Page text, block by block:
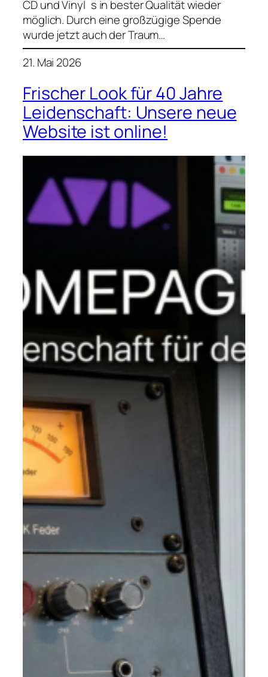
CD und Vinyl´s in bester Qualität wieder
möglich. Durch eine großzügige Spende
wurde jetzt auch der Traum…
21. Mai 2026
Frischer Look für 40 Jahre
Leidenschaft: Unsere neue
Website ist online!